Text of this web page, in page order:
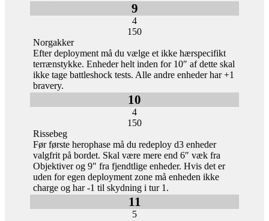
9
4
150
Norgakker
Efter deployment må du vælge et ikke hærspecifikt
terrænstykke. Enheder helt inden for 10″ af dette skal
ikke tage battleshock tests. Alle andre enheder har +1
bravery.
10
4
150
Rissebeg
Før første herophase må du redeploy d3 enheder
valgfrit på bordet. Skal være mere end 6″ væk fra
Objektiver og 9″ fra fjendtlige enheder. Hvis det er
uden for egen deployment zone må enheden ikke
charge og har -1 til skydning i tur 1.
11
5